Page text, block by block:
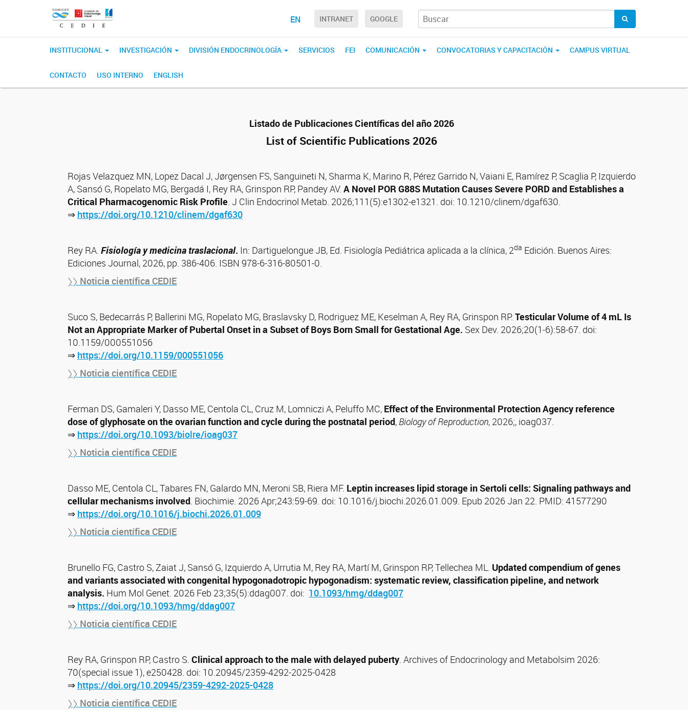
EN INTRANET GOOGLE
INSTITUCIONAL INVESTIGACIÓN DIVISIÓN ENDOCRINOLOGÍA SERVICIOS FEI COMUNICACIÓN CONVOCATORIAS Y CAPACITACIÓN CAMPUS VIRTUAL
CONTACTO USO INTERNO ENGLISH
Listado de Publicaciones Científicas del año 2026
List of Scientific Publications 2026
Rojas Velazquez MN, Lopez Dacal J, Jørgensen FS, Sanguineti N, Sharma K, Marino R, Pérez Garrido N, Vaiani E, Ramírez P, Scaglia P, Izquierdo
A, Sansó G, Ropelato MG, Bergadá I, Rey RA, Grinspon RP, Pandey AV. A Novel POR G88S Mutation Causes Severe PORD and Establishes a
Critical Pharmacogenomic Risk Profile . J Clin Endocrinol Metab. 2026;111(5):e1302-e1321. doi: 10.1210/clinem/dgaf630.
⇒ https://doi.org/10.1210/clinem/dgaf630
Rey RA. Fisiología y medicina traslacional. In: Dartiguelongue JB, Ed. Fisiología Pediátrica aplicada a la clínica, 2da Edición. Buenos Aires:
Ediciones Journal, 2026, pp. 386-406. ISBN 978-6-316-80501-0
〉〉 Noticia científica CEDIE
Suco S, Bedecarrás P, Ballerini MG, Ropelato MG, Braslavsky D, Rodriguez ME, Keselman A, Rey RA, Grinspon RP. Testicular Volume of 4 mL Is
Not an Appropriate Marker of Pubertal Onset in a Subset of Boys Born Small for Gestational Age. Sex Dev. 2026;20(1-6):58-67. doi:
10.1159/000551056
⇒ https://doi.org/10.1159/000551056
〉〉 Noticia científica CEDIE
Ferman DS, Gamaleri Y, Dasso ME, Centola CL, Cruz M, Lomniczi A, Peluffo MC, Effect of the Environmental Protection Agency reference
dose of glyphosate on the ovarian function and cycle during the postnatal period, Biology of Reproduction, 2026;, ioag037.
⇒ https://doi.org/10.1093/biolre/ioag037
〉〉 Noticia científica CEDIE
Dasso ME, Centola CL, Tabares FN, Galardo MN, Meroni SB, Riera MF. Leptin increases lipid storage in Sertoli cells: Signaling pathways and
cellular mechanisms involved . Biochimie. 2026 Apr;243:59-69. doi: 10.1016/j.biochi.2026.01.009. Epub 2026 Jan 22. PMID: 41577290
⇒ https://doi.org/10.1016/j.biochi.2026.01.009
〉〉 Noticia científica CEDIE
Brunello FG, Castro S, Zaiat J, Sansó G, Izquierdo A, Urrutia M, Rey RA, Martí M, Grinspon RP, Tellechea ML. Updated compendium of genes
and variants associated with congenital hypogonadotropic hypogonadism: systematic review, classification pipeline, and network
analysis. Hum Mol Genet. 2026 Feb 23;35(5):ddag007. doi: 10.1093/hmg/ddag007
⇒ https://doi.org/10.1093/hmg/ddag007
〉〉 Noticia científica CEDIE
Rey RA, Grinspon RP, Castro S. Clinical approach to the male with delayed puberty . Archives of Endocrinology and Metabolsim 2026:
70(special issue 1), e250428. doi: 10.20945/2359-4292-2025-0428
⇒ https://doi.org/10.20945/2359-4292-2025-0428
〉〉 Noticia científica CEDIE